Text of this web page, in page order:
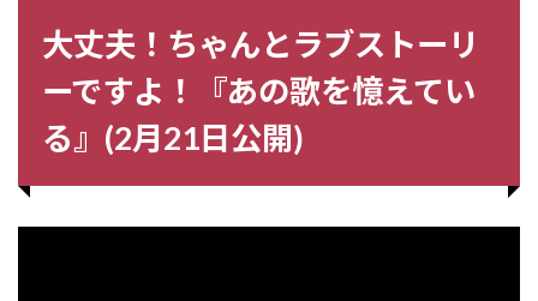
大丈夫！ちゃんとラブストーリ
ーですよ！『あの歌を憶えてい
る』(2月21日公開)